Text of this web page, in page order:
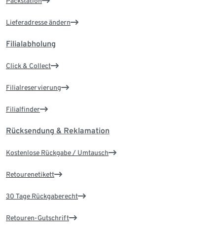
Lieferadresse ändern
Filialabholung
Click & Collect
Filialreservierung
Filialfinder
Rücksendung & Reklamation
Kostenlose Rückgabe / Umtausch
Retourenetikett
30 Tage Rückgaberecht
Retouren-Gutschrift